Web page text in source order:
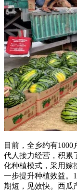
目前，全乡约有
代人接力经营，积累
化种植模式，采用嫁
一步提升种植效益。
期短，见效快。西瓜